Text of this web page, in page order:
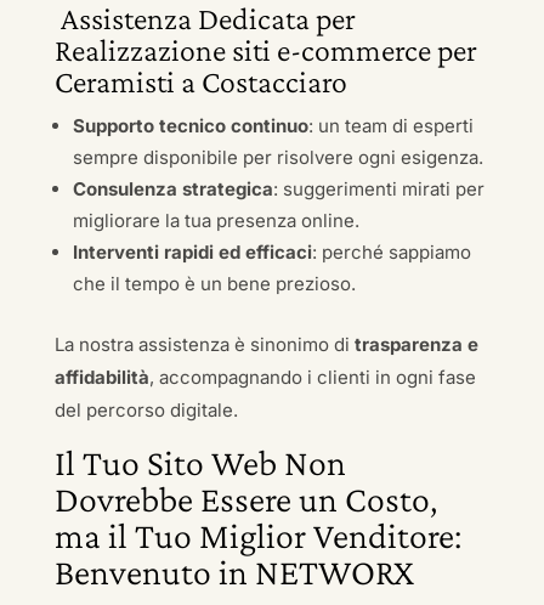
Assistenza Dedicata per
Realizzazione siti e-commerce per
Ceramisti a Costacciaro
Supporto tecnico continuo: un team di esperti
sempre disponibile per risolvere ogni esigenza.
Consulenza strategica: suggerimenti mirati per
migliorare la tua presenza online.
Interventi rapidi ed efficaci: perché sappiamo
che il tempo è un bene prezioso.
La nostra assistenza è sinonimo di trasparenza e
affidabilità, accompagnando i clienti in ogni fase
del percorso digitale.
Il Tuo Sito Web Non
Dovrebbe Essere un Costo,
ma il Tuo Miglior Venditore:
Benvenuto in NETWORX